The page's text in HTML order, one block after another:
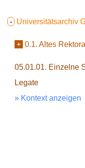
- Universitätsarchiv
+ 0.1. Altes
05.01.01. Einzelne
Legate
» Kontext anzeigen